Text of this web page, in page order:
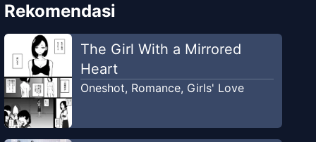
Rekomendasi
The Girl With a Mirrored
Heart
Oneshot, Romance, Girls' Love